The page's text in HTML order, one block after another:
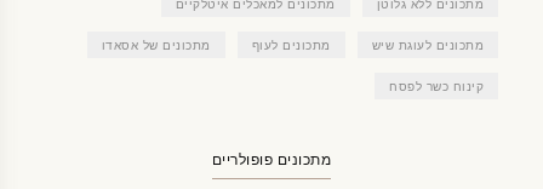
מתכונים ללא גלוטן מתכונים למאכלים איטלקיים
מתכונים לעוגת שיש מתכונים לעוף מתכונים של אסאדו
קינוח כשר לפסח
מתכונים פופולריים